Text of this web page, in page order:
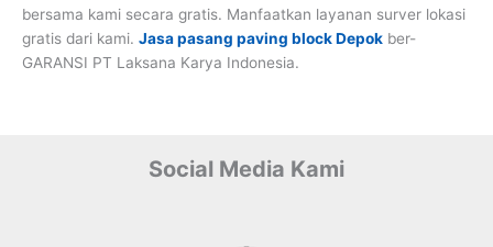
bersama kami secara gratis. Manfaatkan layanan surver lokasi
gratis dari kami. Jasa pasang paving block Depok ber-
GARANSI PT Laksana Karya Indonesia.
Social Media Kami